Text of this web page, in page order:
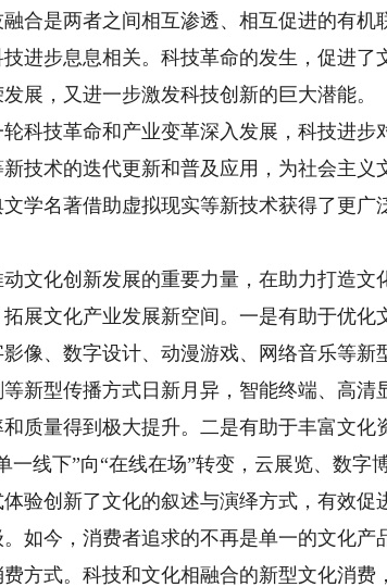
是两者之间相互渗透、相互促进的有机
进步息息相关。科技革命的发生，促进
展，又进一步激发科技创新的巨大潜能。
技革命和产业变革深入发展，科技进步
技术的迭代更新和普及应用，为社会主义
学名著借助虚拟现实等新技术获得了更
化创新发展的重要力量，在助力打造文
展文化产业发展新空间。一是有助于优
像、数字设计、动漫游戏、网络音乐等
新型传播方式日新月异，智能终端、高
质量得到极大提升。二是有助于丰富文
一线下”向“在线在场”转变，云展览、数
验创新了文化的叙述与演绎方式，有效
如今，消费者追求的不再是单一的文化
方式。科技和文化相融合的新型文化消